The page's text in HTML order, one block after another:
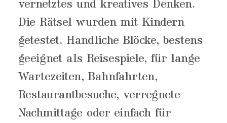
vernetztes und kreatives Denken.
Die Rätsel wurden mit Kindern
getestet. Handliche Blöcke, bestens
geeignet als Reisespiele, für lange
Wartezeiten, Bahnfahrten,
Restaurantbesuche, verregnete
Nachmittage oder einfach für